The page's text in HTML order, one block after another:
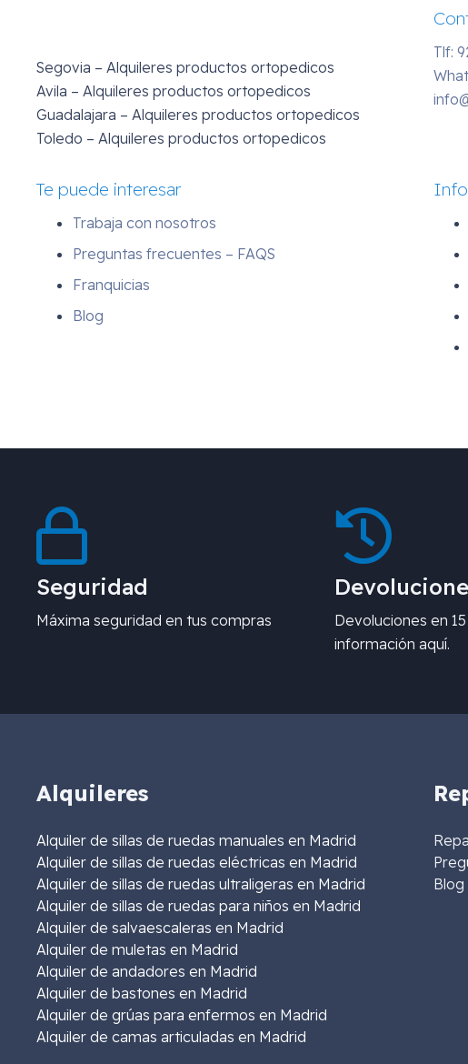
Segovia – Alquileres productos ortopedicos
Avila – Alquileres productos ortopedicos
Guadalajara – Alquileres productos ortopedicos
Toledo – Alquileres productos ortopedicos
Tlf:
Te puede interesar
Trabaja con nosotros
Preguntas frecuentes – FAQS
Franquicias
Blog
Seguridad
Máxima seguridad en tus compras
Devoluciones en
información aquí.
Alquileres
Alquiler de sillas de ruedas manuales en Madrid
Alquiler de sillas de ruedas eléctricas en Madrid
Alquiler de sillas de ruedas ultraligeras en Madrid
Alquiler de sillas de ruedas para niños en Madrid
Alquiler de salvaescaleras en Madrid
Alquiler de muletas en Madrid
Alquiler de andadores en Madrid
Alquiler de bastones en Madrid
Alquiler de grúas para enfermos en Madrid
Alquiler de camas articuladas en Madrid
Blog